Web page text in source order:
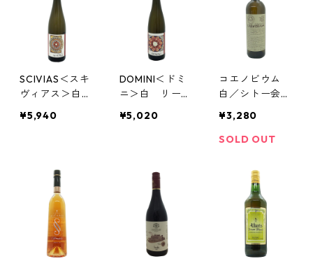
修道院（ドイ
SCIVIAS＜スキ
ヴィアス＞白
シュペートレー
¥5,940
DOMINI＜ドミ
ニ＞白 リース
ートレーゼ ト
¥5,020
コエノビウム
白／シトー会
ノ修道院（イタ
リア）
¥3,280
SOLD OUT